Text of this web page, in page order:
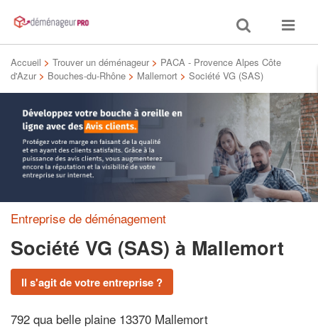
Toggle
search
Toggle
Accueil > Trouver un déménageur > PACA - Provence Alpes Côte
d'Azur > Bouches-du-Rhône > Mallemort > Société VG (SAS)
Entreprise de déménagement
Société VG (SAS) à Mallemort
Il s'agit de votre entreprise ?
792 qua belle plaine 13370 Mallemort